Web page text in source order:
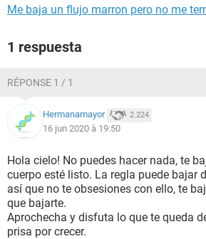
Me baja un flujo marron pero no me
1 respuesta
RÉPONSE 1 / 1
Hermanamayor 2.224
16 jun 2020 à 19:50
Hola cielo! No puedes hacer nada, te
cuerpo esté listo. La regla puede bajar
así que no te obsesiones con ello, te
que bajarte.
Aprochecha y disfuta lo que te queda
prisa por crecer.